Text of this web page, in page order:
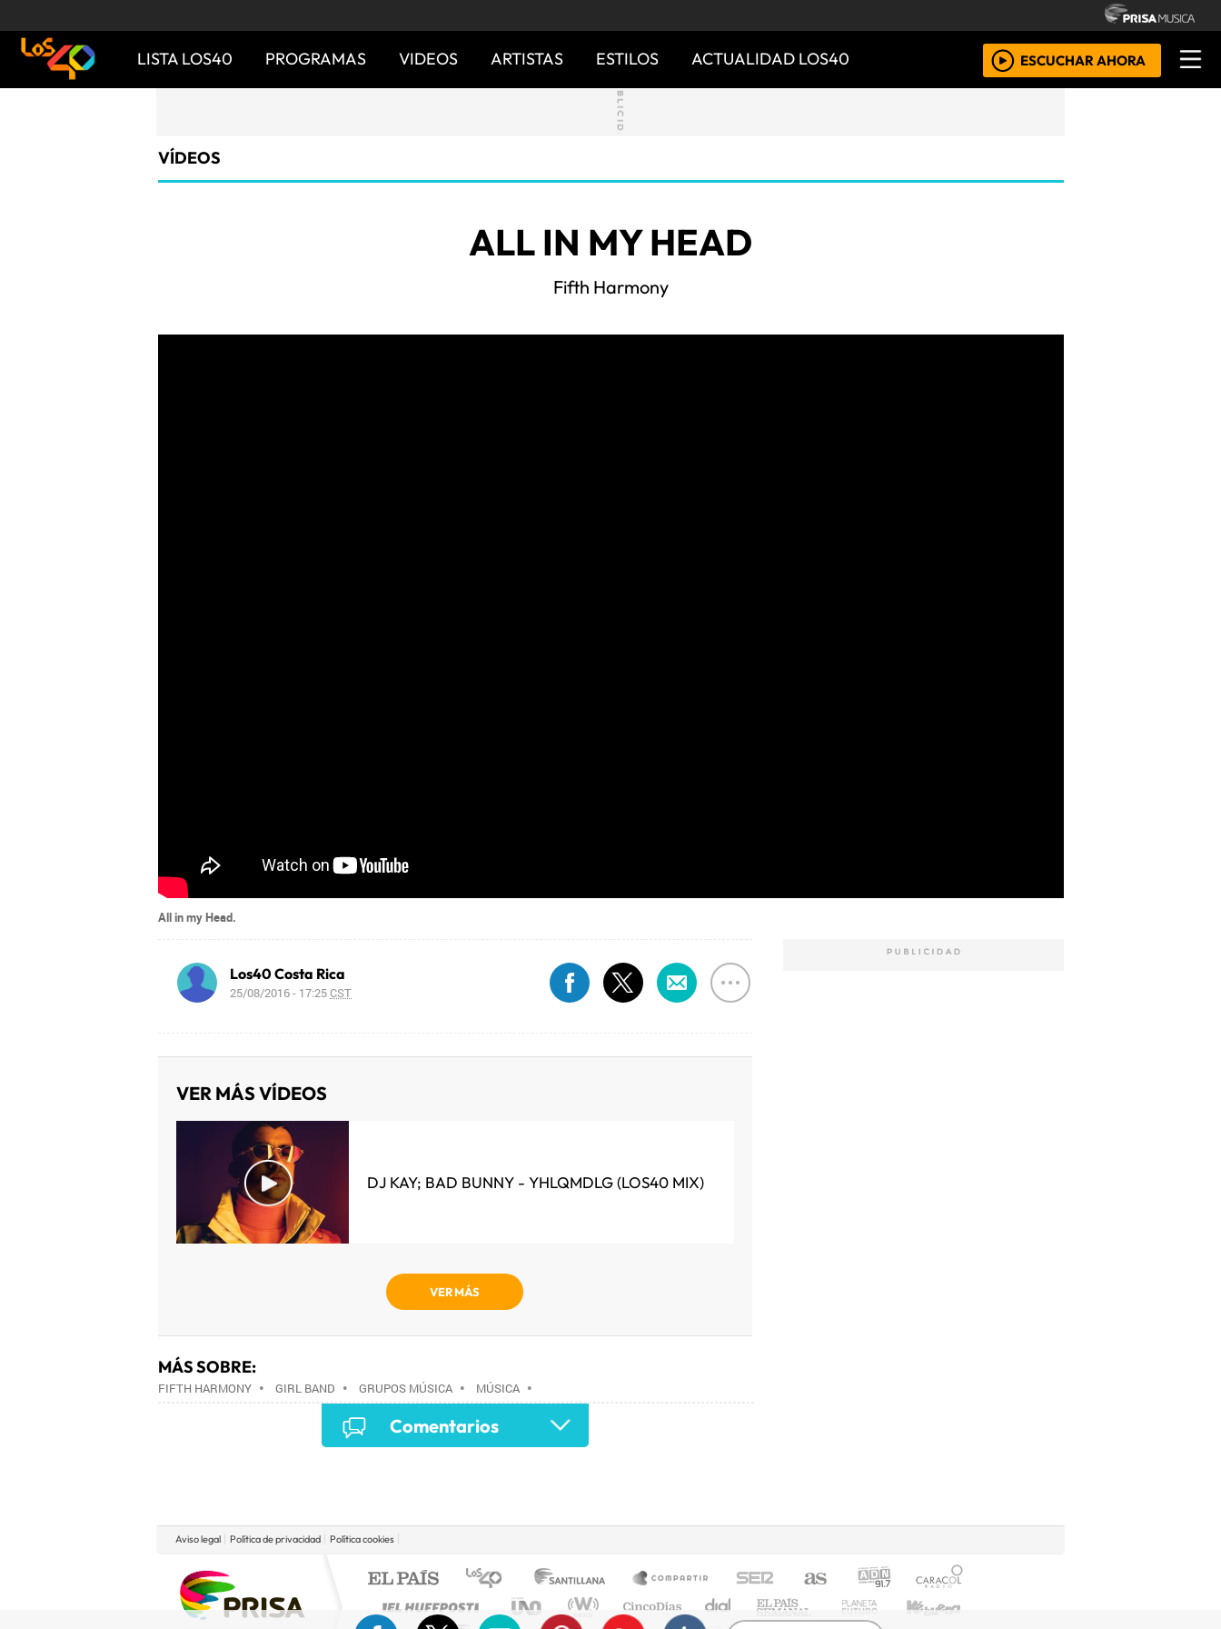
LISTA LOS40 PROGRAMAS VIDEOS ARTISTAS ESTILOS ACTUALIDAD LOS40 ESCUCHAR AHORA
VÍDEOS
​ALL IN MY HEAD
Fifth Harmony
​All in my Head.
Los40 Costa Rica
25/08/2016 - 17:25CST
VER MÁS VÍDEOS
DJ KAY; BAD BUNNY - YHLQMDLG (LOS40 MIX)
VER MÁS
MÁS SOBRE:
FIFTH HARMONY• GIRL BAND • GRUPOS MÚSICA• MÚSICA•
Comentarios
Aviso legal Política de privacidad Política cookies